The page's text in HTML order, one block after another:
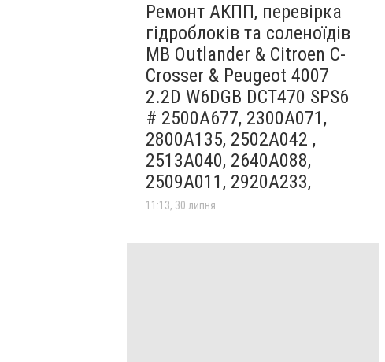
Ремонт АКПП, перевірка
гідроблоків та соленоїдів
MB Outlander & Citroen C-
Crosser & Peugeot 4007
2.2D W6DGB DCT470 SPS6
# 2500A677, 2300A071,
2800A135, 2502A042 ,
2513A040, 2640A088,
2509A011, 2920A233,
11:13, 30 липня